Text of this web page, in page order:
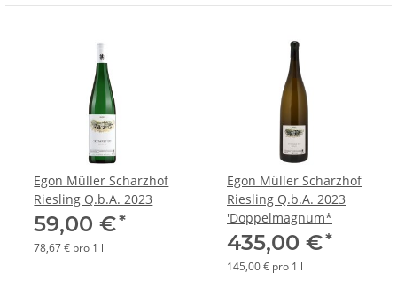
Egon Müller Scharzhof
Riesling Q.b.A. 2023
59,00 €*
78,67 € pro 1 l
Egon Müller Scharzhof
Riesling Q.b.A. 2023
'Doppelmagnum*
435,00 €*
145,00 € pro 1 l